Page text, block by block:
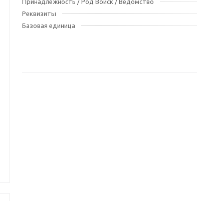
Принадлежность / Род Войск / Ведомство
Реквизиты
Базовая единица